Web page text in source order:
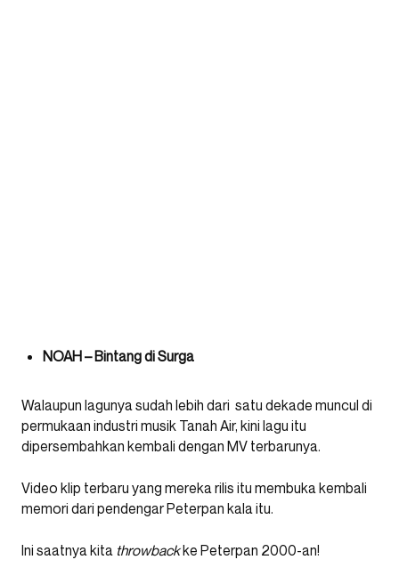
NOAH – Bintang di Surga
Walaupun lagunya sudah lebih dari satu dekade muncul di
permukaan industri musik Tanah Air, kini lagu itu
dipersembahkan kembali dengan MV terbarunya.
Video klip terbaru yang mereka rilis itu membuka kembali
memori dari pendengar Peterpan kala itu.
Ini saatnya kita throwbackke Peterpan 2000-an!